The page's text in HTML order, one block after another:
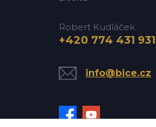
Robert Kudláček
+420 774 431 931
info@bice.cz